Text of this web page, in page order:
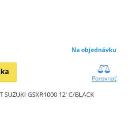
Na objednávku
Porovnať
SUZUKI GSXR1000 12' C/BLACK